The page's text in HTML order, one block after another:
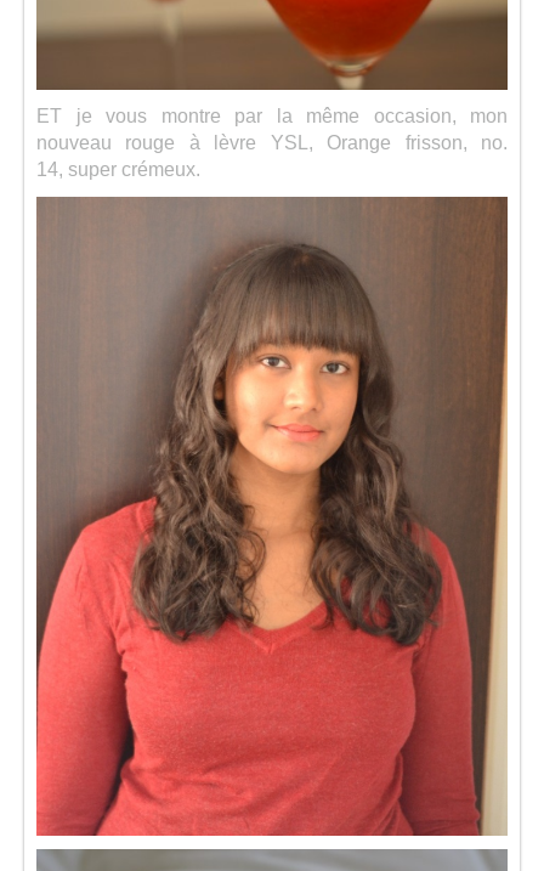
ET je vous montre par la même occasion, mon
nouveau rouge à lèvre YSL, Orange frisson, no.
14, super crémeux.